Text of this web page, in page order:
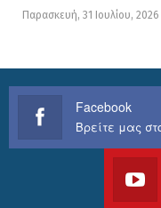
Παρασκευή, 31 Ιουλίου, 2026
Facebook